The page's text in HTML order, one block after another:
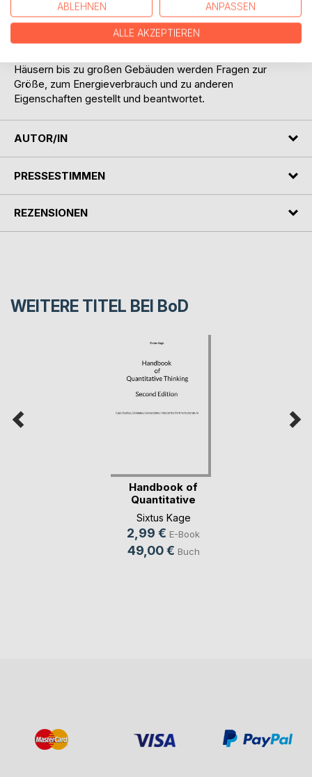
Dieses Buch hilft dabei, die Lebenswelt quantitativ zu
verstehen. Vom Glühwürmchen bis zur Flamme des
Schweißbrenners, von Seifenblasen bis zu Supertankern,
Häusern bis zu großen Gebäuden werden Fragen zur
Größe, zum Energieverbrauch und zu anderen
Eigenschaften gestellt und beantwortet.
AUTOR/IN
PRESSESTIMMEN
REZENSIONEN
WEITERE TITEL BEI BoD
Handbook of
Quantitative
Thinking.(...)
Sixtus Kage
2,99 € E-Book
49,00 € Buch
ABLEHNEN ANPASSEN
ALLE AKZEPTIEREN